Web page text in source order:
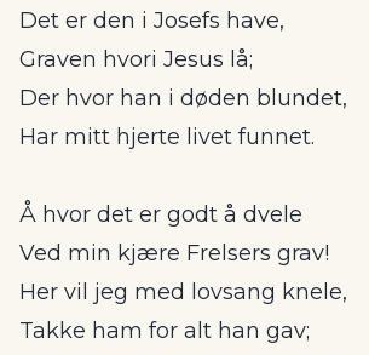
Det er den i Josefs have,
Graven hvori Jesus lå;
Der hvor han i døden blundet,
Har mitt hjerte livet funnet.
Å hvor det er godt å dvele
Ved min kjære Frelsers grav!
Her vil jeg med lovsang knele,
Takke ham for alt han gav;